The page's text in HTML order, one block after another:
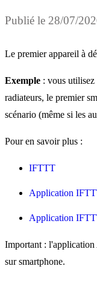
Publié le 28/07/
Le premier appareil à
Exemple : vous
radiateurs, le premier
scénario (même si les
Pour en savoir plus :
IFTTT
Application
Application
Important :
sur smartphone.